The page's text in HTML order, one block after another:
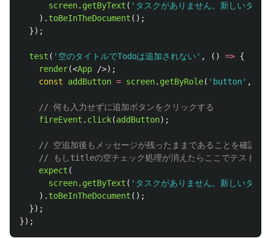
screen. getByText ( ' タスクがありません。新しいタス
). toBeInTheDocument ();
});
test ( ' 空のタイトルでTodoは追加されない ' , () => {
render(<App
/>);
const
addButton = screen. getByRole( ' button' ,
// 何も入力せずに追加ボタンをクリックする
fireEvent . click(addButton);
// 空追加後もメッセージが残ったままであることを確認す
// もしtitleの空チェック処理が消えたらここでテストが
expect (
screen. getByText ( ' タスクがありません。新しいタス
). toBeInTheDocument ();
});
});